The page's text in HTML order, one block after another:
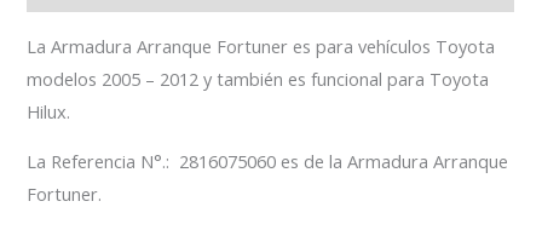
La Armadura Arranque Fortuner es para vehículos Toyota
modelos 2005 – 2012 y también es funcional para Toyota
Hilux.
La Referencia N°.: 2816075060 es de la Armadura Arranque
Fortuner.